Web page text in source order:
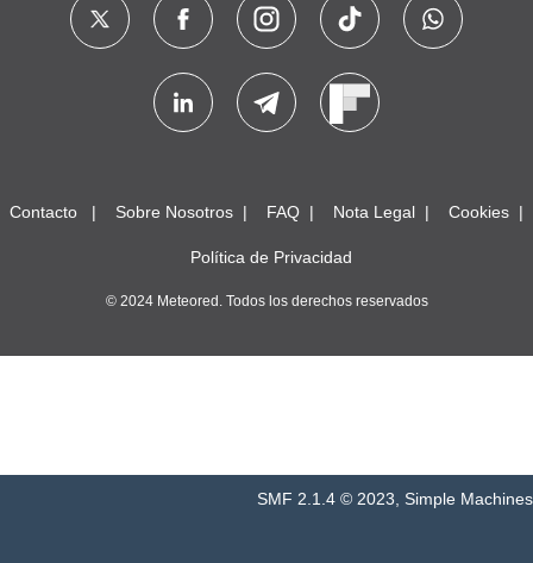
Contacto Sobre Nosotros FAQ Nota Legal Cookies
Política de Privacidad
© 2024 Meteored. Todos los derechos reservados
SMF 2.1.4 © 2023 Simple Machines